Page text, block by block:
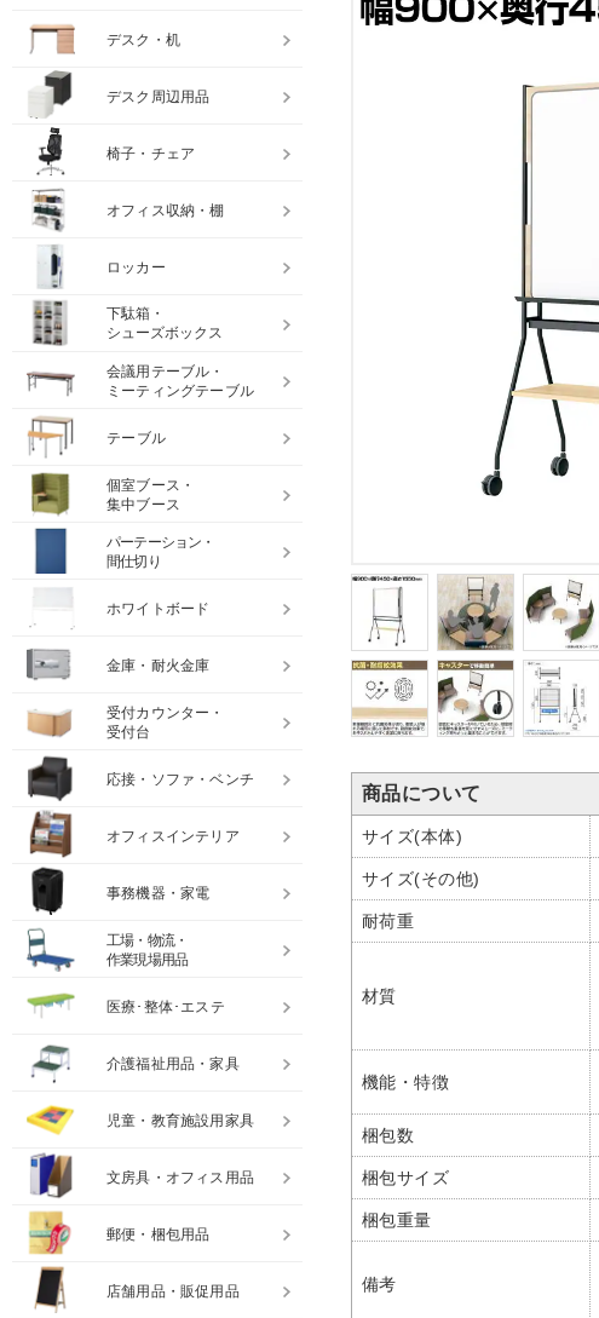
商品について
サイズ(本体)
サイズ(その他)
耐荷重
材質
機能・特徴
梱包数
梱包サイズ
梱包重量
備考
デスク・机
デスク周辺用品
椅子・チェア
オフィス収納・棚
ロッカー
下駄箱・
シューズボックス
会議用テーブル・
ミーティングテーブル
テーブル
個室ブース・
集中ブース
パーテーション・
間仕切り
ホワイトボード
金庫・耐火金庫
受付カウンター・
受付台
応接・ソファ・ベンチ
オフィスインテリア
事務機器・家電
工場・物流・
作業現場用品
医療･整体･エステ
介護福祉用品・家具
児童・教育施設用家具
文房具・オフィス用品
郵便・梱包用品
店舗用品・販促用品